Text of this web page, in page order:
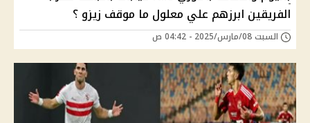
الفريقين ابرزهم علي معلول ما موقف زيزو ؟
السبت 08/مارس/2025 - 04:42 ص